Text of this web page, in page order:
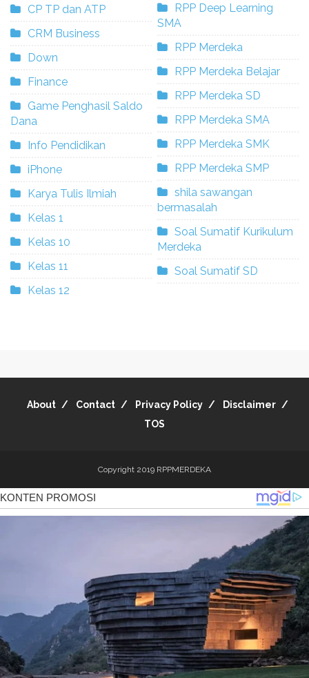
CP TP dan ATP
CRM Business
Down
Finance
Game Penghasil Saldo
Dana
Info Pendidikan
iPhone
Karya Tulis Ilmiah
Kelas 1
Kelas 10
Kelas 11
Kelas 12
RPP Deep Learning
SMA
RPP Merdeka
RPP Merdeka Belajar
RPP Merdeka SD
RPP Merdeka SMA
RPP Merdeka SMK
RPP Merdeka SMP
shila sawangan
bermasalah
Soal Sumatif Kurikulum
Merdeka
Soal Sumatif SD
About Contact Privacy Policy
Disclaimer
TOS
Copyright 2019 RPPMERDEKA